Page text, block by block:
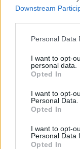
Downstream
Please note that
not limited to your
grant or deny
use your data for
consent section.
Personal Data
I want to opt-
personal data.
Opted In
I want to opt-
Personal Data.
Opted In
I want to opt-
Personal Data
Opted In
Δείτε